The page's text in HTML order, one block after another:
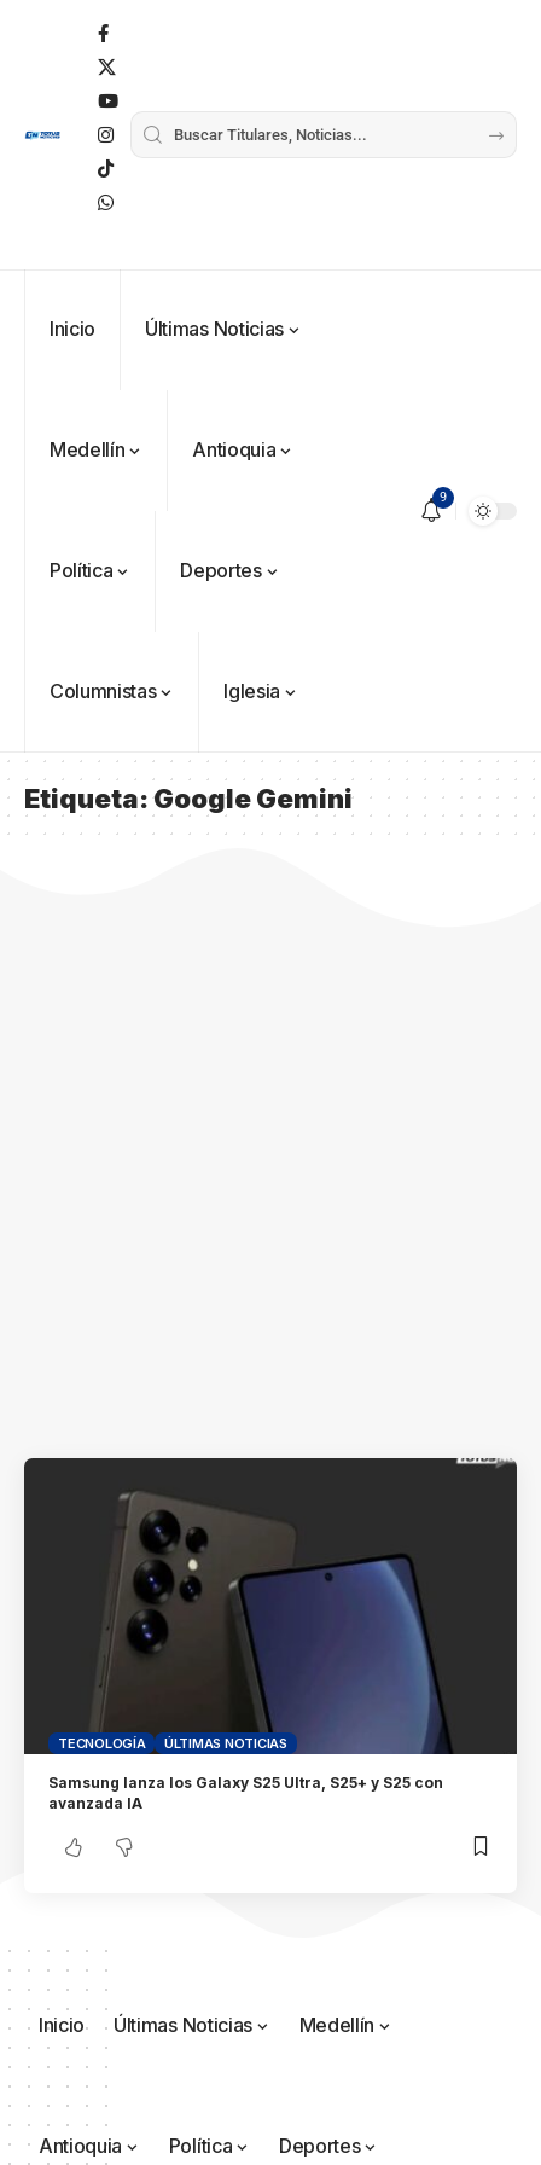
Inicio Últimas Noticias
Medellín Antioquia
Política Deportes
Columnistas Iglesia
9
Etiqueta:Google Gemini
TECNOLOGÍA ÚLTIMAS NOTICIAS
Samsung lanza los Galaxy S25 Ultra, S25+ y S25 con
avanzada IA
Inicio Últimas Noticias Medellín
Antioquia Política Deportes